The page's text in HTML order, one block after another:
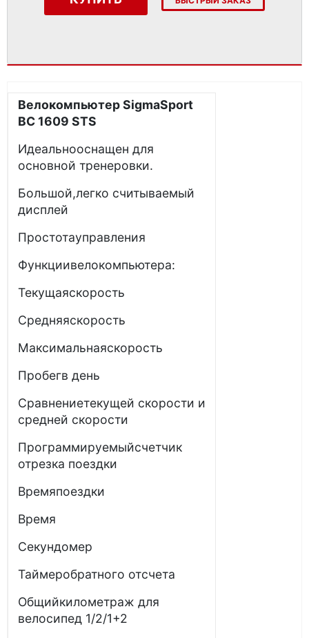
Велокомпьютер SigmaSport
BC 1609 STS
Идеальнооснащен для
основной тренеровки.
Большой,легко считываемый
дисплей
Простотауправления
Функциивелокомпьютера:
Текущаяскорость
Средняяскорость
Максимальнаяскорость
Пробегв день
Сравнениетекущей скорости и
средней скорости
Программируемыйсчетчик
отрезка поездки
Времяпоездки
Время
Секундомер
Таймеробратного отсчета
Общийкилометраж для
велосипед 1/2/1+2